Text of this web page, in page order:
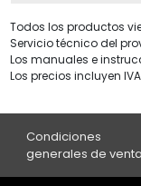
Todos los productos
Servicio técnico del
Los manuales e
Los precios incluyen
Condiciones
generales de venta